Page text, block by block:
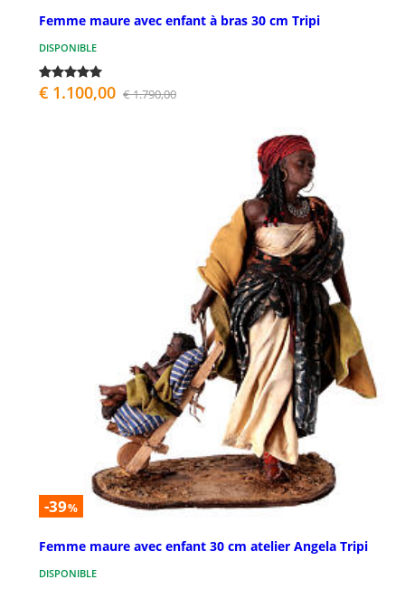
Femme maure avec enfant à bras 30 cm Tripi
DISPONIBLE
€ 1.100,00 € 1.790,00
-39%
Femme maure avec enfant 30 cm atelier Angela Tripi
DISPONIBLE